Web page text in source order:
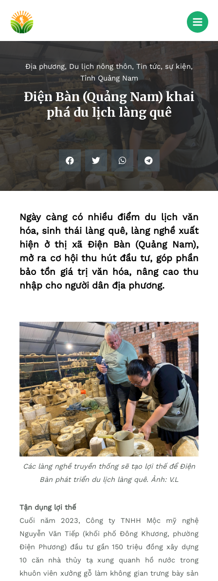
Địa phương, Du lịch nông thôn, Tin tức, sự kiện,
Tỉnh Quảng Nam
Điện Bàn (Quảng Nam) khai
phá du lịch làng quê
Ngày càng có nhiều điểm du lịch văn
hóa, sinh thái làng quê, làng nghề xuất
hiện ở thị xã Điện Bàn (Quảng Nam),
mở ra cơ hội thu hút đầu tư, góp phần
bảo tồn giá trị văn hóa, nâng cao thu
nhập cho người dân địa phương.
Các làng nghề truyền thống sẽ tạo lợi thế để Điện
Bàn phát triển du lịch làng quê. Ảnh: V.L
Tận dụng lợi thế
Cuối năm 2023, Công ty TNHH Mộc mỹ nghệ
Nguyễn Văn Tiếp (khối phố Đông Khương, phường
Điện Phương) đầu tư gần 150 triệu đồng xây dựng
10 căn nhà thủy tạ xung quanh hồ nước trong
khuôn viên xưởng gỗ làm không gian trưng bày sản